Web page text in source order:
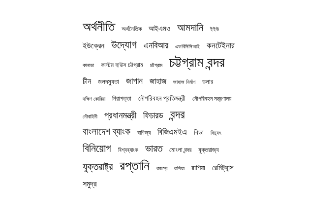
অর্থনীতি অর্থনৈতিক আইএমও আমদানি ইইউ
ইউক্রেন উদ্যোগ এনবিআর এফবিসিসিআই কনটেইনার
কানাডা কাস্টম হাউস চট্টগ্রাম চট্টগ্রাম চট্টগ্রাম বন্দর
চীন জলদস্যুতা জাপান জাহাজ জাহাজ নির্মাণ ডলার
দক্ষিণ কোরিয়া নিরাপত্তা নৌপরিবহন প্রতিমন্ত্রী নৌপরিবহন মন্ত্রণালয়
নৌবাহিনী প্রধানমন্ত্রী ফিচারড বন্দর
বাংলাদেশ ব্যাংক বাণিজ্য বিজিএমইএ বিডা বিদ্যুৎ
বিনিয়োগ বিশ্বব্যাংক ভারত মোংলা বন্দর যুক্তরাজ্য
যুক্তরাষ্ট্র রপ্তানি রাজস্ব রাশিয়া রাশিয়া রেমিট্যান্স
সমুদ্র